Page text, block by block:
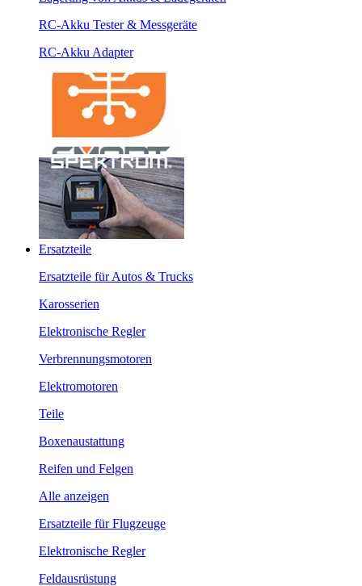
RC-Akku Tester & Messgeräte
RC-Akku Adapter
Ersatzteile
Ersatzteile für Autos & Trucks
Karosserien
Elektronische Regler
Verbrennungsmotoren
Elektromotoren
Teile
Boxenaustattung
Reifen und Felgen
Alle anzeigen
Ersatzteile für Flugzeuge
Elektronische Regler
Feldausrüstung